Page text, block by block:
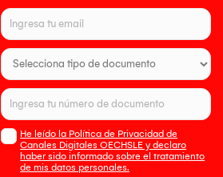
He leído la Política de Privacidad de
Canales Digitales OECHSLE y declaro
haber sido informado sobre el tratamiento
de mis datos personales.